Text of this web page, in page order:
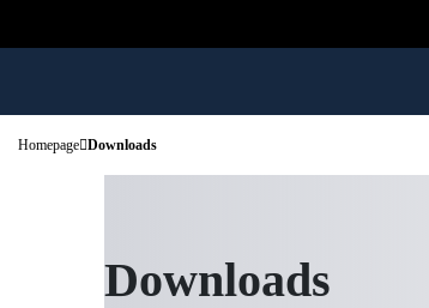
Homepage Downloads
Downloads